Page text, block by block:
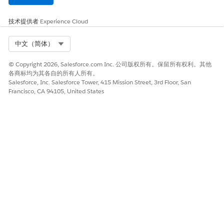
技术提供者 Experience Cloud
中文（简体）
© Copyright 2026, Salesforce.com Inc. 公司版权所有。保留所有权利。其他
各商标均为其各自的所有人所有。
Salesforce, Inc. Salesforce Tower, 415 Mission Street, 3rd Floor, San
Francisco, CA 94105, United States